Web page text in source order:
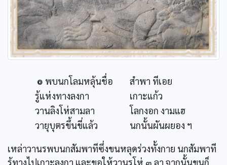
๏ พบนกโลมหลุ้นชื่อ
สำพา ทีเอย
รู้แห่งทางลงกา
เกาะแก้ว
วานลิงโห่สามลา
โลกงอก งามแฮ
วายุบุตรขึ้นขี่แล้ว
นกนั้นผันผยอง ฯ
เหล่าวานรพบนกสัมพาทีซึ่งขนหลุดร่วงทั้งกาย นกสัมพาที
รู้ทางไปเกาะลงกา และขอให้วานรโห่ ๓ ลา จากนั้นขนก็